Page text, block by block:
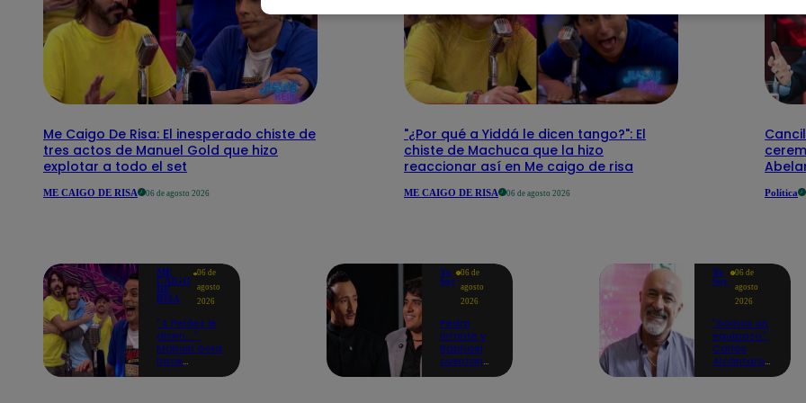
Me Caigo De Risa: El inesperado chiste de
tres actos de Manuel Gold que hizo
explotar a todo el set
ME CAIGO DE RISA 06 de agosto 2026
"¿Por qué a Yiddá le dicen tango?": El
chiste de Machuca que la hizo
reaccionar así en Me caigo de risa
ME CAIGO DE RISA 06 de agosto 2026 Política
ME
CAIGO
DE
RISA
06 de
agosto
2026
"A Peláez le
dicen...":
Manuel Gold
hace
Yo
Soy
06 de
agosto
2026
Pedro
Infante y
Raphael
cuentan
Yo
Soy
06 de
agosto
2026
"Somos un
equipazo":
Carlos
Alcántara